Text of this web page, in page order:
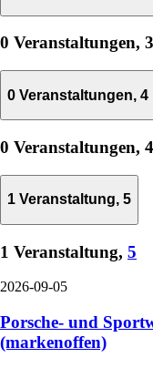
0 Veranstaltungen, 3
0 Veranstaltungen, 4
0 Veranstaltungen, 4
1 Veranstaltung, 5
1 Veranstaltung, 5
2026-09-05
Porsche- und
(markenoffen)